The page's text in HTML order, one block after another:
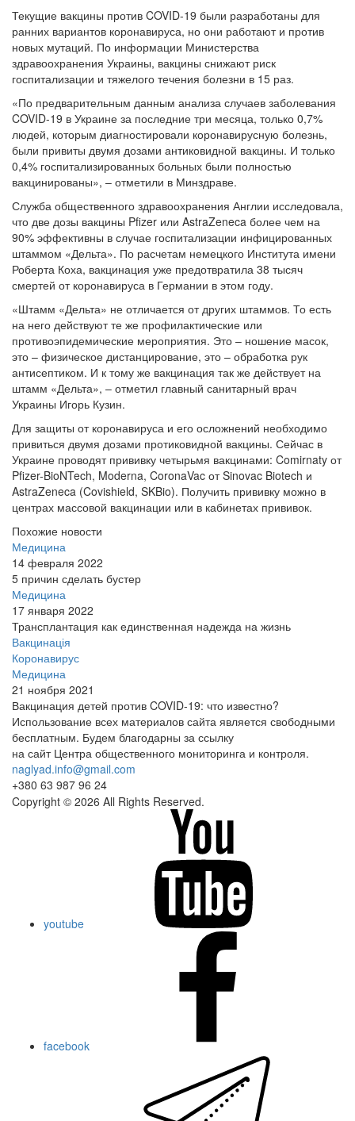
Текущие вакцины против COVID-19 были разработаны для
ранних вариантов коронавируса, но они работают и против
новых мутаций. По информации Министерства
здравоохранения Украины, вакцины снижают риск
госпитализации и тяжелого течения болезни в 15 раз.
«По предварительным данным анализа случаев заболевания
COVID-19 в Украине за последние три месяца, только 0,7%
людей, которым диагностировали коронавирусную болезнь,
были привиты двумя дозами антиковидной вакцины. И только
0,4% госпитализированных больных были полностью
вакцинированы», – отметили в Минздраве.
Служба общественного здравоохранения Англии исследовала,
что две дозы вакцины Pfizer или AstraZeneca более чем на
90% эффективны в случае госпитализации инфицированных
штаммом «Дельта». По расчетам немецкого Института имени
Роберта Коха, вакцинация уже предотвратила 38 тысяч
смертей от коронавируса в Германии в этом году.
«Штамм «Дельта» не отличается от других штаммов. То есть
на него действуют те же профилактические или
противоэпидемические мероприятия. Это – ношение масок,
это – физическое дистанцирование, это – обработка рук
антисептиком. И к тому же вакцинация так же действует на
штамм «Дельта», – отметил главный санитарный врач
Украины Игорь Кузин.
Для защиты от коронавируса и его осложнений необходимо
привиться двумя дозами протиковидной вакцины. Сейчас в
Украине проводят прививку четырьмя вакцинами: Comirnaty от
Pfizer-BioNTech, Moderna, CoronaVac от Sinovac Biotech и
AstraZeneca (Covishield, SKBio). Получить прививку можно в
центрах массовой вакцинации или в кабинетах прививок.
Похожие новости
Медицина
14 февраля 2022
5 причин сделать бустер
Медицина
17 января 2022
Трансплантация как единственная надежда на жизнь
Вакцинація
Коронавирус
Медицина
21 ноября 2021
Вакцинация детей против COVID-19: что известно?
Использование всех материалов сайта является свободными
бесплатным. Будем благодарны за ссылку
на сайт Центра общественного мониторинга и контроля.
naglyad.info@gmail.com
+380 63 987 96 24
Copyright © 2026 All Rights Reserved.
youtube
facebook